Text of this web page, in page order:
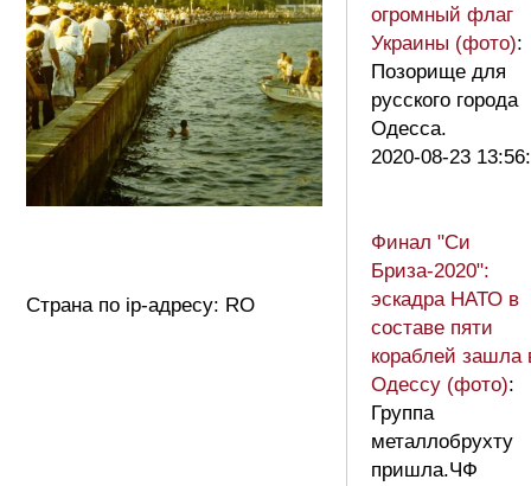
Страна по ip-адресу: RO
огромный флаг
Украины (фото):
Позорище для
русского города
Одесса.
2020-08-23
Финал "Си
Бриза-2020":
эскадра НАТО в
составе пяти
кораблей зашла
Одессу (фото):
Группа
металлобрухту
пришла.ЧФ